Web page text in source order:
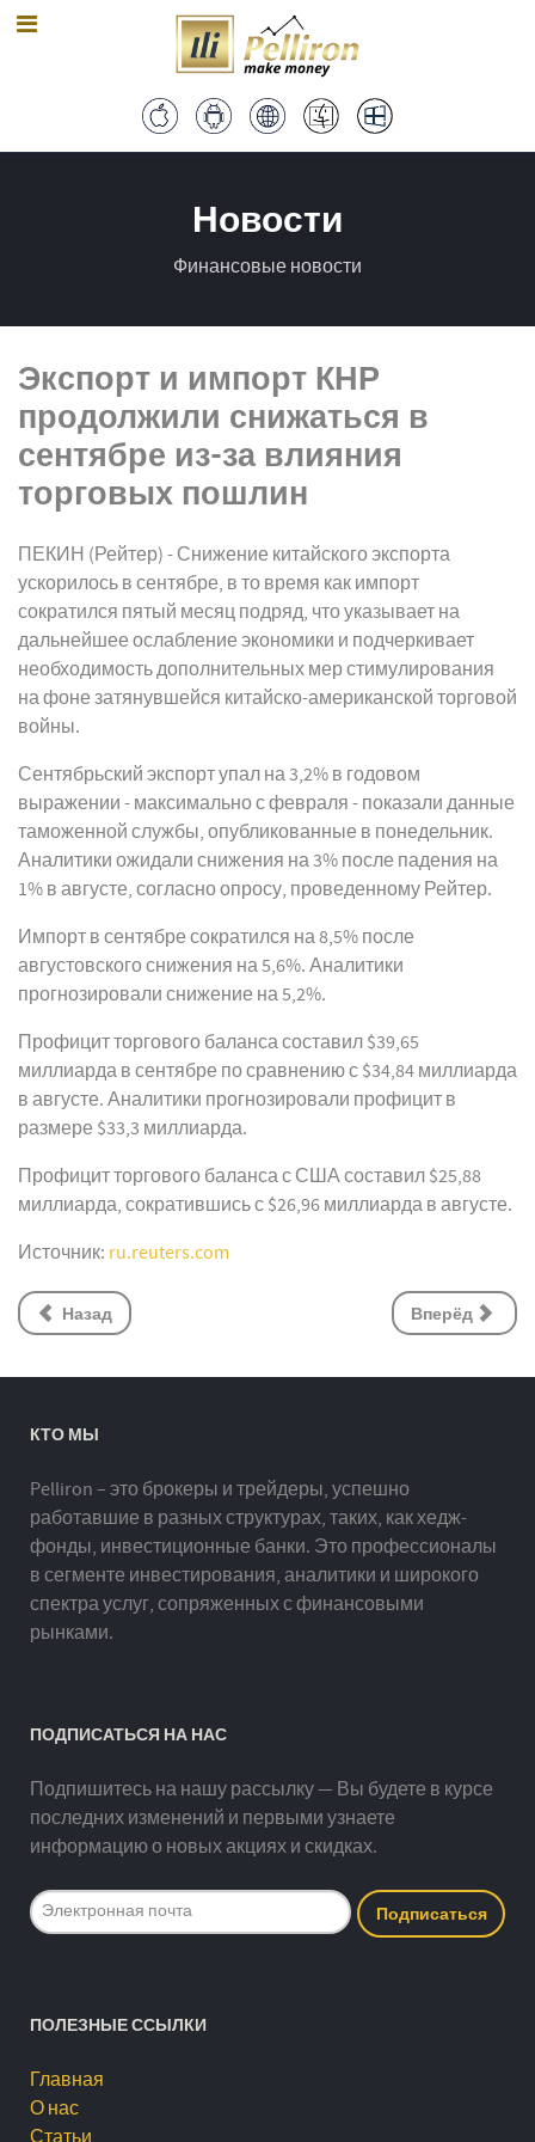
Новости
Финансовые новости
Экспорт и импорт КНР
продолжили снижаться в
сентябре из-за влияния
торговых пошлин
ПЕКИН (Рейтер) - Снижение китайского экспорта
ускорилось в сентябре, в то время как импорт
сократился пятый месяц подряд, что указывает на
дальнейшее ослабление экономики и подчеркивает
необходимость дополнительных мер стимулирования
на фоне затянувшейся китайско-американской торговой
войны.
Сентябрьский экспорт упал на 3,2% в годовом
выражении - максимально с февраля - показали данные
таможенной службы, опубликованные в понедельник.
Аналитики ожидали снижения на 3% после падения на
1% в августе, согласно опросу, проведенному Рейтер.
Импорт в сентябре сократился на 8,5% после
августовского снижения на 5,6%. Аналитики
прогнозировали снижение на 5,2%.
Профицит торгового баланса составил $39,65
миллиарда в сентябре по сравнению с $34,84 миллиарда
в августе. Аналитики прогнозировали профицит в
размере $33,3 миллиарда.
Профицит торгового баланса с США составил $25,88
миллиарда, сократившись с $26,96 миллиарда в августе.
Источник: ru.reuters.com
Назад Вперёд
КТО МЫ
Pelliron – это брокеры и трейдеры, успешно
работавшие в разных структурах, таких, как хедж-
фонды, инвестиционные банки. Это профессионалы
в сегменте инвестирования, аналитики и широкого
спектра услуг, сопряженных с финансовыми
рынками.
ПОДПИСАТЬСЯ НА НАС
Подпишитесь на нашу рассылку — Вы будете в курсе
последних изменений и первыми узнаете
информацию о новых акциях и скидках.
ПОЛЕЗНЫЕ ССЫЛКИ
Главная
О нас
Статьи